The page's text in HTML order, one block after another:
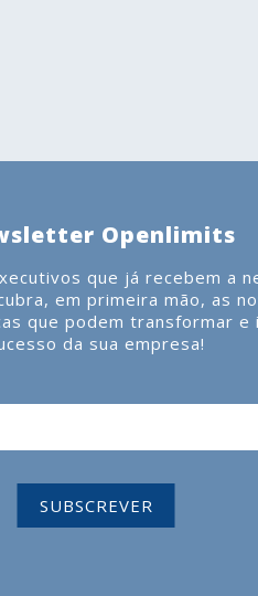
Openlimits
que já recebem a
em primeira mão, as
que podem transformar e
da sua empresa!
SUBSCREVER